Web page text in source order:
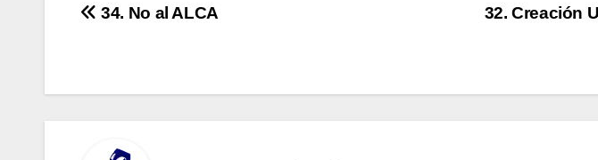
Navegación
entradas
32. Creación
34. No al ALCA